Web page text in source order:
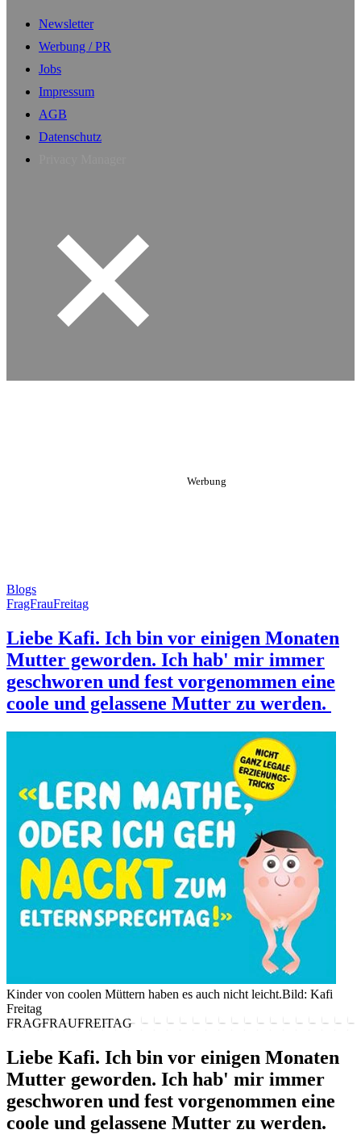
Newsletter
Werbung / PR
Jobs
Impressum
AGB
Datenschutz
Blogs
FragFrauFreitag
Liebe Kafi. Ich bin vor einigen Monaten
Mutter geworden. Ich hab' mir immer
geschworen und fest vorgenommen eine
coole und gelassene Mutter zu werden.
Kinder von coolen Müttern haben es auch nicht leicht.Bild: Kafi
Freitag
FRAGFRAUFREITAG
Liebe Kafi. Ich bin vor einigen Monaten
Mutter geworden. Ich hab' mir immer
geschworen und fest vorgenommen eine
coole und gelassene Mutter zu werden.